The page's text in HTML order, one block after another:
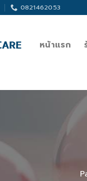
0821462053
หน้าแรก